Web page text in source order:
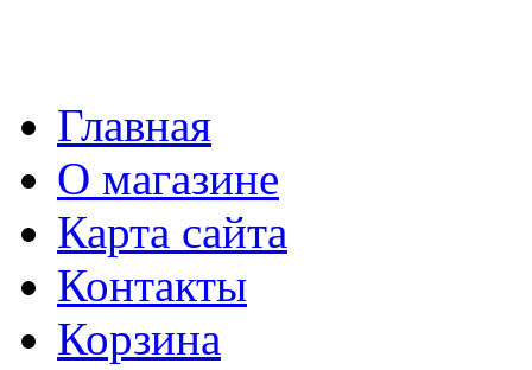
Главная
О магазине
Карта сайта
Контакты
Корзина